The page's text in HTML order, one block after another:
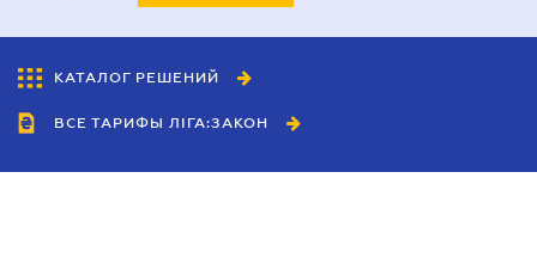
КАТАЛОГ РЕШЕНИЙ
ВСЕ ТАРИФЫ ЛІГА:ЗАКОН